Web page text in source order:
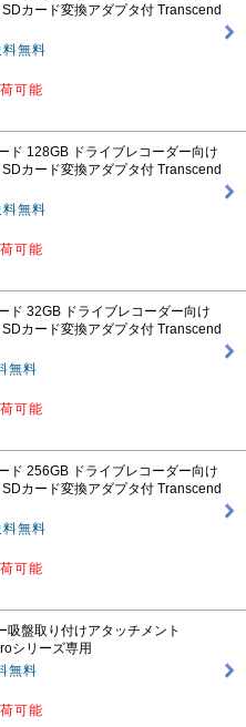
カード変換アダプタ付 Transcend
料無料
可能
ド 128GB ドライブレコーダー向け
カード変換アダプタ付 Transcend
料無料
可能
ド 32GB ドライブレコーダー向け
カード変換アダプタ付 Transcend
無料
可能
ド 256GB ドライブレコーダー向け
カード変換アダプタ付 Transcend
料無料
可能
吸盤取り付けアタッチメント
シリーズ専用
無料
可能